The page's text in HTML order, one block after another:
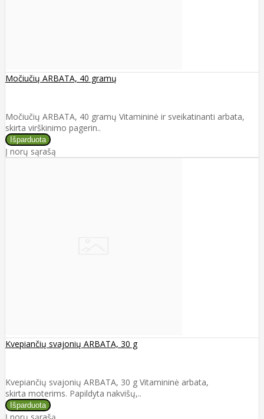
Močiučių ARBATA, 40 gramų
Močiučių ARBATA, 40 gramų Vitamininė ir sveikatinanti arbata,
skirta virškinimo pagerin..
Į norų sąrašą
Kvepiančių svajonių ARBATA, 30 g
Kvepiančių svajonių ARBATA, 30 g Vitamininė arbata,
skirta moterims. Papildyta nakvišų,..